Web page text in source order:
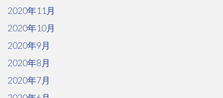
2020年11月
2020年10月
2020年9月
2020年8月
2020年7月